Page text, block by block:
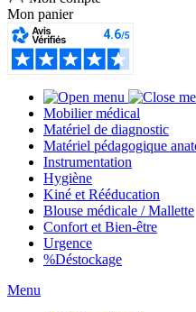
Mon panier
Mobilier médical
Matériel de diagnostic
Matériel pédagogique
Instrumentation
Hygiène
Kiné et Rééducation
Blouse médicale / Mallette
Confort et Bien-être
Urgence
%Déstockage
Menu